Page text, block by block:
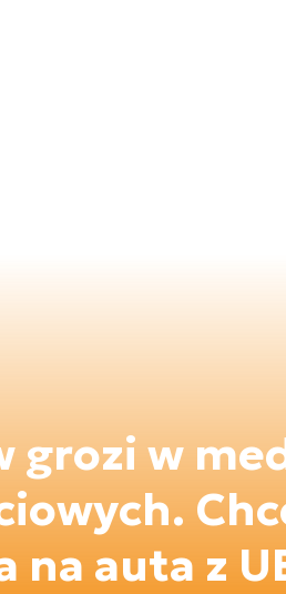
grozi w
na auta z